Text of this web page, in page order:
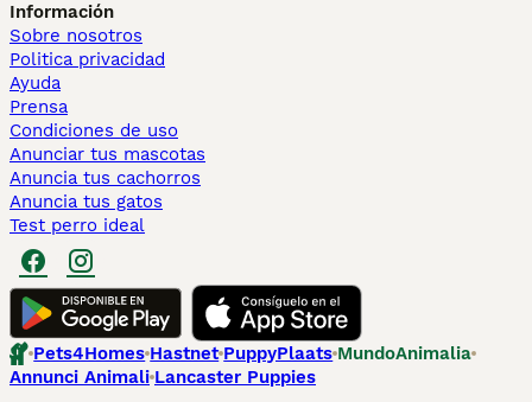
Información
Sobre nosotros
Politica privacidad
Ayuda
Prensa
Condiciones de uso
Anunciar tus mascotas
Anuncia tus cachorros
Anuncia tus gatos
Test perro ideal
Pets4Homes Hastnet PuppyPlaats MundoAnimalia
Annunci Animali Lancaster Puppies